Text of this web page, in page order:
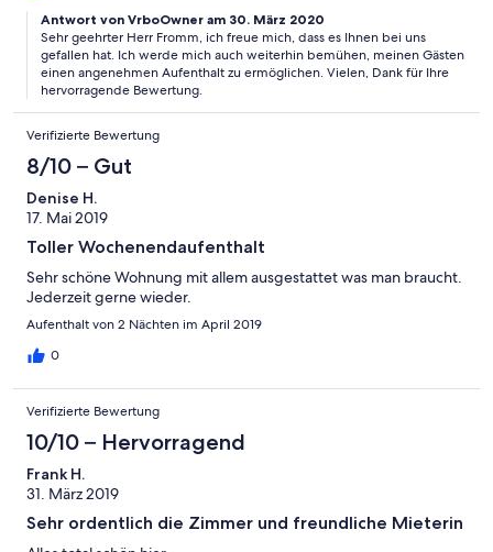
Antwort von VrboOwner am 30. März 2020
Sehr geehrter Herr Fromm, ich freue mich, dass es Ihnen bei uns
gefallen hat. Ich werde mich auch weiterhin bemühen, meinen Gästen
einen angenehmen Aufenthalt zu ermöglichen. Vielen, Dank für Ihre
hervorragende Bewertung.
Verifizierte Bewertung
8/10 – Gut
Denise H.
17. Mai 2019
Toller Wochenendaufenthalt
Sehr schöne Wohnung mit allem ausgestattet was man braucht.
Jederzeit gerne wieder.
Aufenthalt von 2 Nächten im April 2019
0
Verifizierte Bewertung
10/10 – Hervorragend
Frank H.
31. März 2019
Sehr ordentlich die Zimmer und freundliche Mieterin